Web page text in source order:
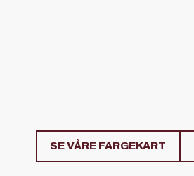
SE VÅRE FARGEKART